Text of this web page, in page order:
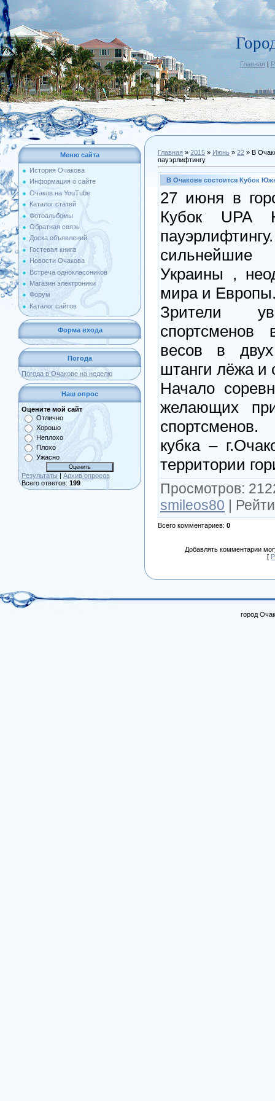
Главная |
Меню сайта
История Очакова
Информация о сайте
Очаков на YouTube
Каталог статей
Фотоальбомы
Обратная связь
Доска объявлений
Гостевая книга
Новости Очакова
Встреча одноклассников
Магазин электроники
Форум
Каталог сайтов
Форма входа
Погода
Погода в Очакове на неделю
Наш опрос
Оцените мой сайт
Отлично
Хорошо
Неплохо
Плохо
Ужасно
Результаты | Архив опросов
Всего ответов: 199
Главная » 2015 » Июнь » 22 » В
пауэрлифтингу
В Очакове состоится Кубок
27 июня в
Кубок UPA
Украины ,
мира и
Зрители
спортсменов
весов в
штанги лёжа и
Начало
желающих
кубка –
территории
Просмотров:
smileos80 |
Всего комментариев: 0
Добавлять комментарии
[
город